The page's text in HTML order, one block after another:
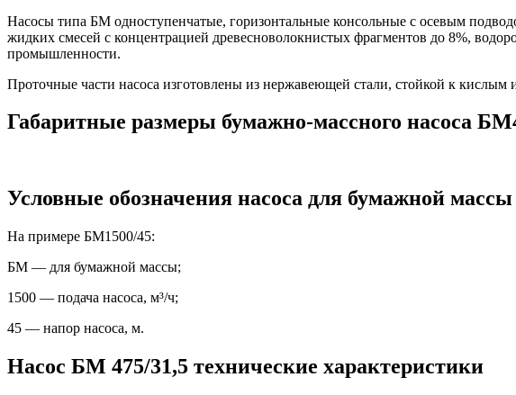
Насосы типа БМ одноступенчатые, горизонтальные консольные с осевым
жидких смесей с концентрацией древесноволокнистых фрагментов до 8%,
промышленности.
Проточные части насоса изготовлены из нержавеющей стали, стойкой к
Габаритные размеры бумажно-массного насоса
Условные обозначения насоса для бумажной массы
На примере БМ1500/45:
БМ — для бумажной массы;
1500 — подача насоса, м³/ч;
45 — напор насоса, м.
Насос БМ 475/31,5 технические характеристики